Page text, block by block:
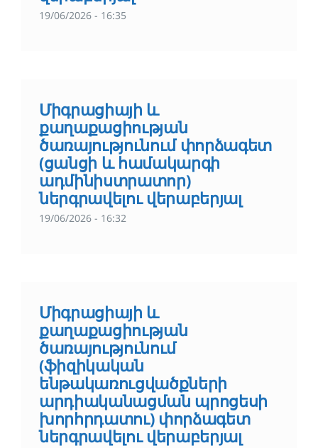
19/06/2026 - 16:35
Միգրացիայի և
քաղաքացիության
ծառայությունում փորձագետ
(ցանցի և համակարգի
ադմինիստրատոր)
ներգրավելու վերաբերյալ
19/06/2026 - 16:32
Միգրացիայի և
քաղաքացիության
ծառայությունում
(ֆիզիկական
ենթակառուցվածքների
արդիականացման պրոցեսի
խորհրդատու) փորձագետ
ներգրավելու վերաբերյալ